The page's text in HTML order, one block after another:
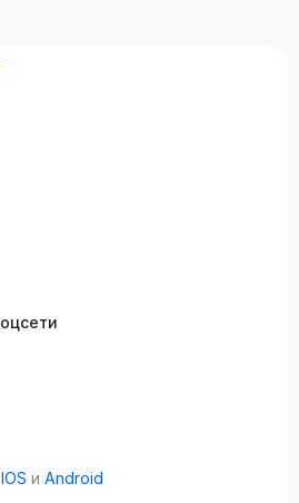
IOS и Android